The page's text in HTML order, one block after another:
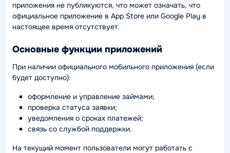
приложения не публикуются, что может означать, что
официальное приложение в App Store или Google Play в
настоящее время отсутствует.
Основные функции приложений
При наличии официального мобильного приложения (если
будет доступно):
оформление и управление займами;
проверка статуса заявки;
уведомления о сроках платежей;
связь со службой поддержки.
На текущий момент пользователи могут работать с